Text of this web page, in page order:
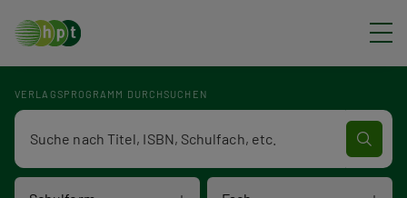
VERLAGSPROGRAMM DURCHSUCHEN
Verlagsprogramm Volltextsuche